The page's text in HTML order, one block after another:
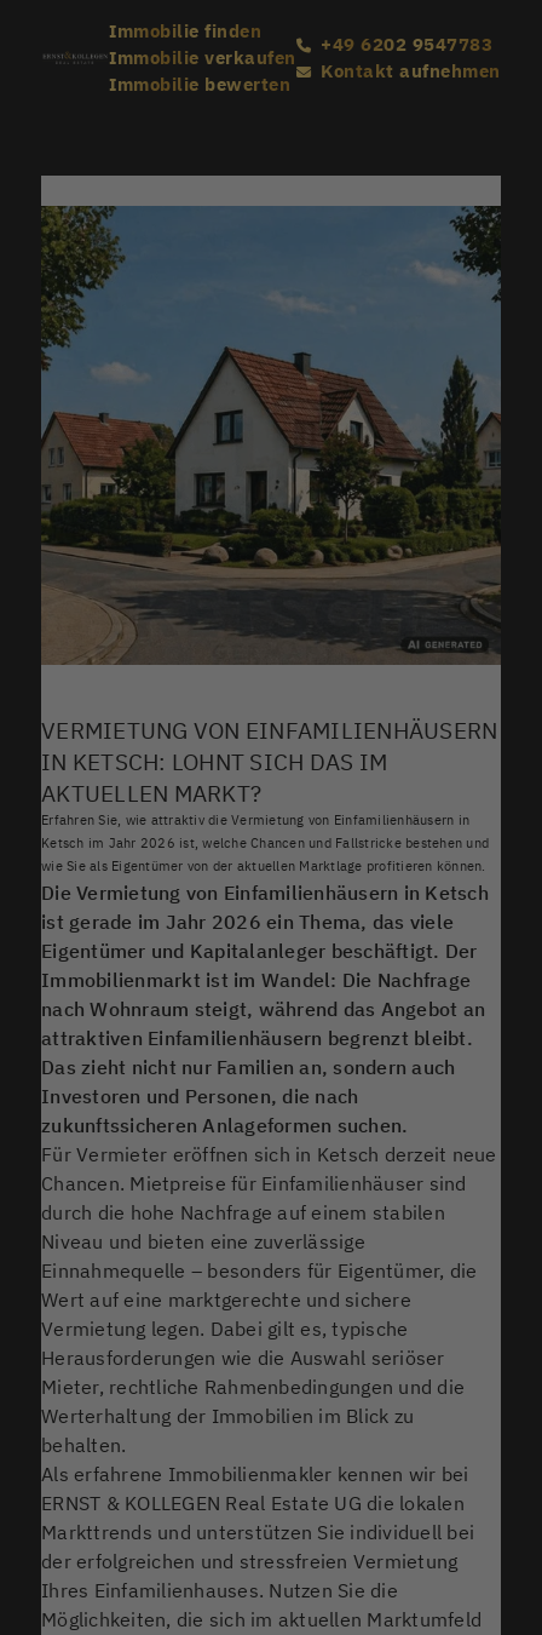
Immobilie finden
Immobilie verkaufen
Immobilie bewerten
+49 6202 9547783
Kontakt aufnehmen
VERMIETUNG VON EINFAMILIENHÄUSERN
IN KETSCH: LOHNT SICH DAS IM
AKTUELLEN MARKT?
Erfahren Sie, wie attraktiv die Vermietung von Einfamilienhäusern in
Ketsch im Jahr 2026 ist, welche Chancen und Fallstricke bestehen und
wie Sie als Eigentümer von der aktuellen Marktlage profitieren können.
Die Vermietung von Einfamilienhäusern in Ketsch
ist gerade im Jahr 2026 ein Thema, das viele
Eigentümer und Kapitalanleger beschäftigt. Der
Immobilienmarkt ist im Wandel: Die Nachfrage
nach Wohnraum steigt, während das Angebot an
attraktiven Einfamilienhäusern begrenzt bleibt.
Das zieht nicht nur Familien an, sondern auch
Investoren und Personen, die nach
zukunftssicheren Anlageformen suchen.
Für Vermieter eröffnen sich in Ketsch derzeit neue
Chancen. Mietpreise für Einfamilienhäuser sind
durch die hohe Nachfrage auf einem stabilen
Niveau und bieten eine zuverlässige
Einnahmequelle – besonders für Eigentümer, die
Wert auf eine marktgerechte und sichere
Vermietung legen. Dabei gilt es, typische
Herausforderungen wie die Auswahl seriöser
Mieter, rechtliche Rahmenbedingungen und die
Werterhaltung der Immobilien im Blick zu
behalten.
Als erfahrene Immobilienmakler kennen wir bei
ERNST & KOLLEGEN Real Estate UG die lokalen
Markttrends und unterstützen Sie individuell bei
der erfolgreichen und stressfreien Vermietung
Ihres Einfamilienhauses. Nutzen Sie die
Möglichkeiten, die sich im aktuellen Marktumfeld